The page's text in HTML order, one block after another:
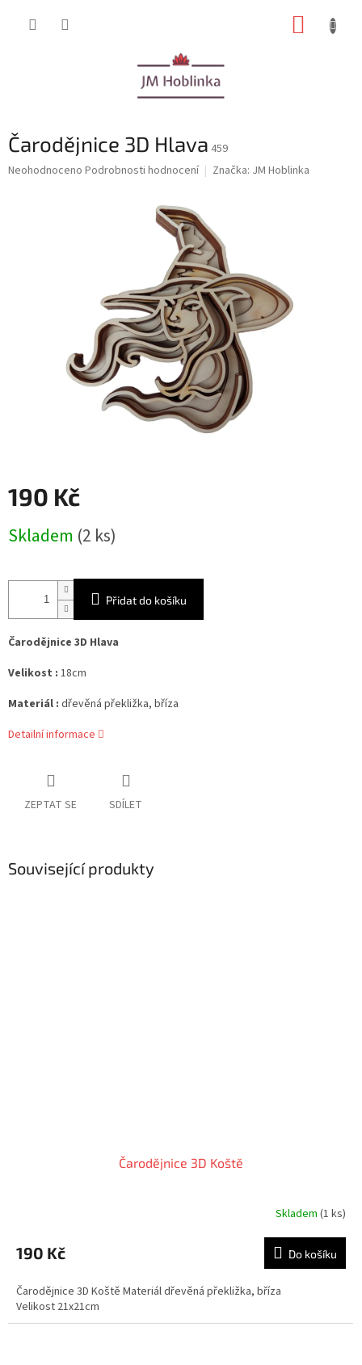
Čarodějnice 3D Hlava 459
Průměrné
Neohodnoceno Podrobnosti hodnocení Značka: JM Hoblinka
190 Kč
cena:
Skladem (2 ks)
Přidat do košíku
Čarodějnice 3D Hlava
Velikost : 18cm
Materiál : dřevěná překližka, bříza
Detailní informace
ZEPTAT SE SDÍLET
Související produkty
Čarodějnice 3D Koště
Skladem (1 ks)
190 Kč Do košíku
Čarodějnice 3D Koště Materiál dřevěná překližka, bříza
Velikost 21x21cm